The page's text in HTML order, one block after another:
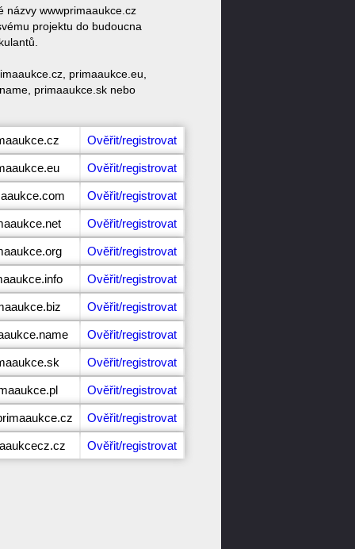
názvy wwwprimaaukce.cz
projektu do budoucna
primaaukce.eu,
primaaukce.sk nebo
Ověřit/registrovat
Ověřit/registrovat
Ověřit/registrovat
Ověřit/registrovat
Ověřit/registrovat
Ověřit/registrovat
Ověřit/registrovat
Ověřit/registrovat
Ověřit/registrovat
Ověřit/registrovat
Ověřit/registrovat
Ověřit/registrovat